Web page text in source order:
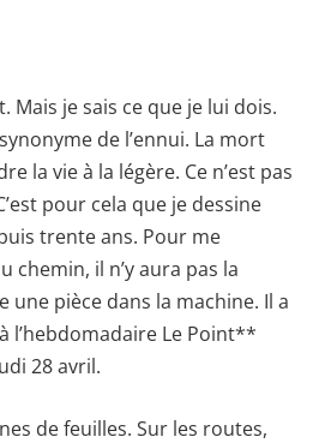
Mais je sais ce que je lui dois.
de l’ennui. La mort
la vie à la légère. Ce n’est pas
pour cela que je dessine
trente ans. Pour me
chemin, il n’y aura pas la
pièce dans la machine. Il a
l’hebdomadaire Le Point**
28 avril.
de feuilles. Sur les routes,